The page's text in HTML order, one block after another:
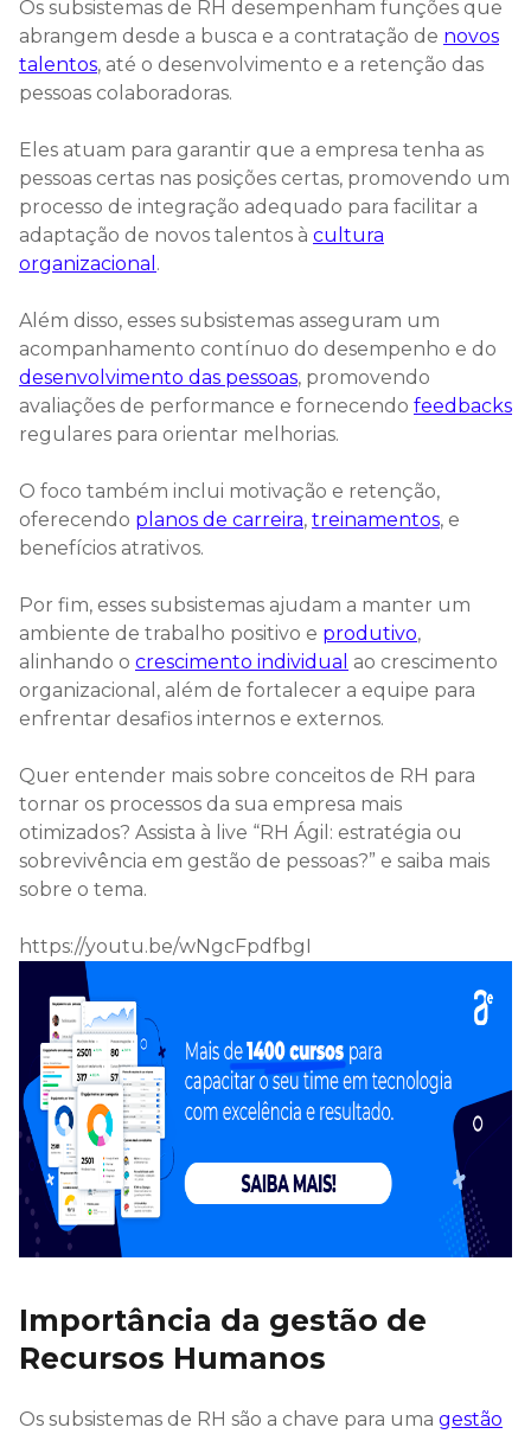
Os subsistemas de RH desempenham funções que
abrangem desde a busca e a contratação de novos
talentos, até o desenvolvimento e a retenção das
pessoas colaboradoras.
Eles atuam para garantir que a empresa tenha as
pessoas certas nas posições certas, promovendo um
processo de integração adequado para facilitar a
adaptação de novos talentos à cultura
organizacional .
Além disso, esses subsistemas asseguram um
acompanhamento contínuo do desempenho e do
desenvolvimento das pessoas, promovendo
avaliações de performance e fornecendo feedbacks
regulares para orientar melhorias.
O foco também inclui motivação e retenção,
oferecendo planos de carreira, treinamentos, e
benefícios atrativos.
Por fim, esses subsistemas ajudam a manter um
ambiente de trabalho positivo e produtivo,
alinhando o crescimento individual ao crescimento
organizacional, além de fortalecer a equipe para
enfrentar desafios internos e externos.
Quer entender mais sobre conceitos de RH para
tornar os processos da sua empresa mais
otimizados? Assista à live “RH Ágil: estratégia ou
sobrevivência em gestão de pessoas?” e saiba mais
sobre o tema.
https://youtu.be/wNgcFpdfbgI
Importância da gestão de
Recursos Humanos
Os subsistemas de RH são a chave para uma gestão